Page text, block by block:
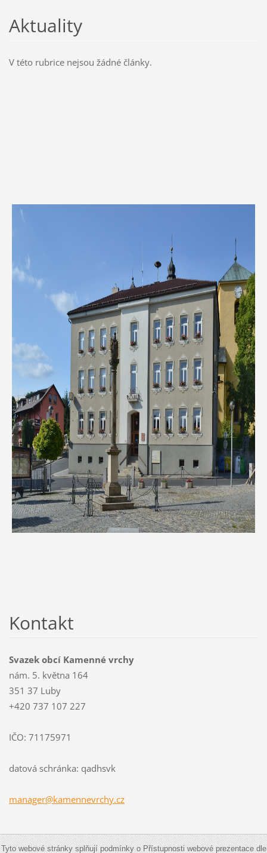
Aktuality
V této rubrice nejsou žádné články.
Kontakt
Svazek obcí Kamenné vrchy
nám. 5. května 164
351 37 Luby
+420 737 107 227
IČO: 71175971
datová schránka: qadhsvk
manager@kamennevrchy.cz
Tyto webové stránky splňují podmínky o Přístupnosti webové prezentace dle